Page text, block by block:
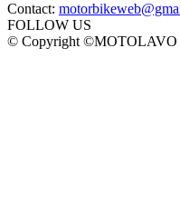
Contact:
FOLLOW US
© Copyright ©MOTOLAVO